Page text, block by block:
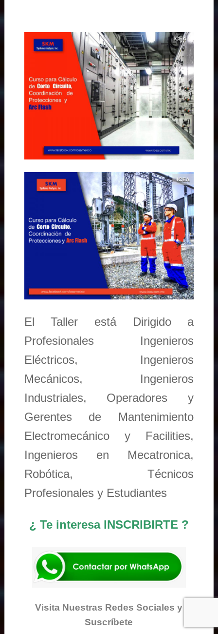
El Taller está Dirigido a
Profesionales Ingenieros
Eléctricos, Ingenieros
Mecánicos, Ingenieros
Industriales, Operadores y
Gerentes de Mantenimiento
Electromecánico y Facilities,
Ingenieros en Mecatronica,
Robótica, Técnicos
Profesionales y Estudiantes
¿ Te interesa INSCRIBIRTE ?
Visita Nuestras Redes Sociales y
Suscríbete